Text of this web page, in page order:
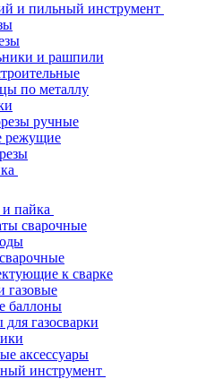
и пильный инструмент
и рашпили
по металлу
ручные
режущие
пайка
сварочные
к сварке
газовые
баллоны
газосварки
аксессуары
инструмент